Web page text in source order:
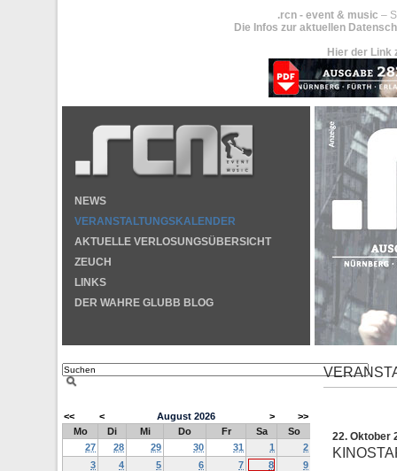
.rcn - event & music –
Die Infos zur aktuellen
Hier der Link
NEWS
VERANSTALTUNGSKALENDER
AKTUELLE VERLOSUNGSÜBERSICHT
ZEUCH
LINKS
DER WAHRE GLUBB BLOG
<< < August 2026 >
>>
Mo
Di Mi Do Fr Sa
So
27
28 29 30 31 1
2
3
4 5 6 7 8
9
22. Oktober